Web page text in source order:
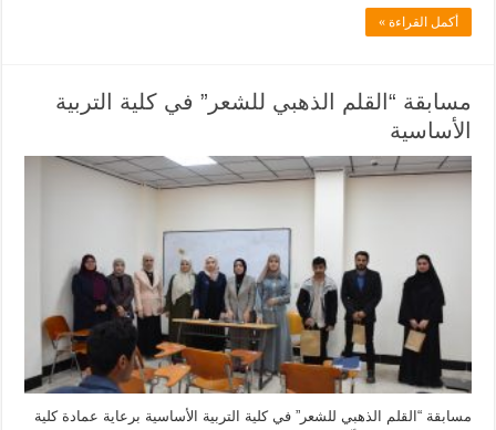
أكمل القراءة »
مسابقة “القلم الذهبي للشعر” في كلية التربية
الأساسية
مسابقة “القلم الذهبي للشعر” في كلية التربية الأساسية برعاية عمادة كلية